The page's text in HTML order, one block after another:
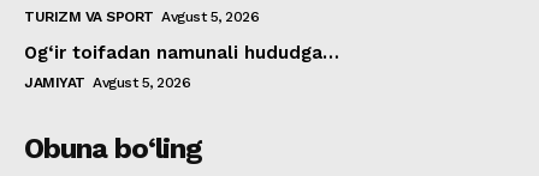
TURIZM VA SPORT Avgust 5, 2026
Og‘ir toifadan namunali hududga…
JAMIYAT Avgust 5, 2026
Obuna bo‘ling